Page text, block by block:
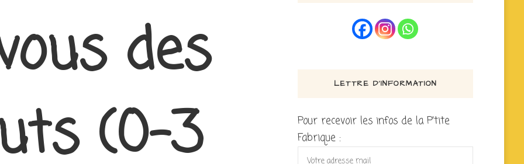
des
(0-3
LETTRE D’INFORMATION
Pour recevoir les infos de la P'tite
Fabrique :